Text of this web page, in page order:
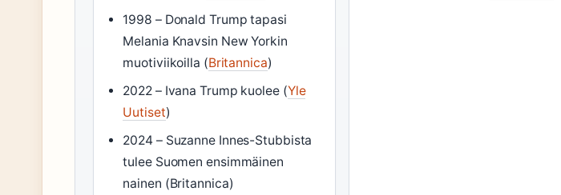
1998 – Donald Trump tapasi
Melania Knavsin New Yorkin
muotiviikoilla (Britannica)
2022 – Ivana Trump kuolee (Yle
Uutiset)
2024 – Suzanne Innes-Stubbista
tulee Suomen ensimmäinen
nainen (Britannica)